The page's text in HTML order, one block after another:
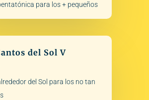
para los + pequeños
del Sol V
del Sol para los no tan